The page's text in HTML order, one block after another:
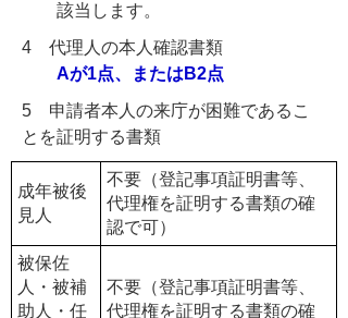
該当します。
4 代理人の本人確認書類
Aが1点、またはB2点
5 申請者本人の来庁が困難であるこ
とを証明する書類
成年被後
見人
不要（登記事項証明書等、
代理権を証明する書類の確
認で可）
被保佐
人・被補
助人・任
不要（登記事項証明書等、
代理権を証明する書類の確